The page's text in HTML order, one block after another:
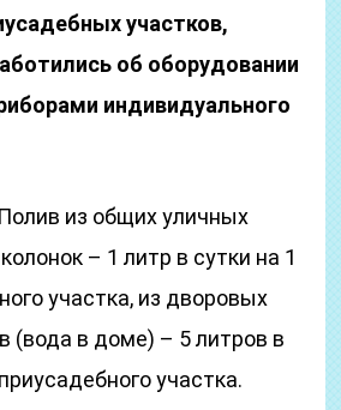
участков,
об оборудовании
индивидуального
из общих уличных
– 1 литр в сутки на 1
участка, из дворовых
(вода в доме) – 5 литров в
участка.